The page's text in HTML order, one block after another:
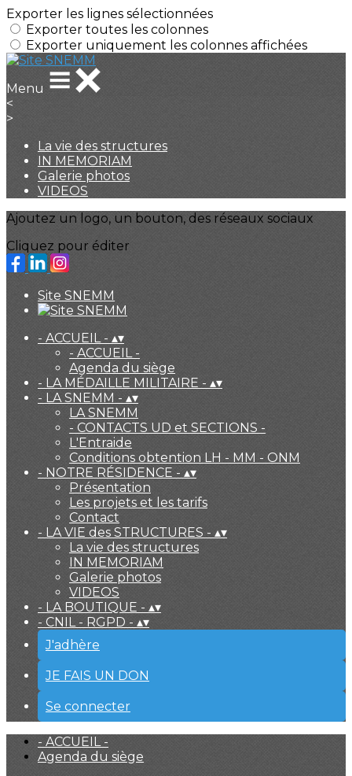
Exporter les lignes sélectionnées
Exporter toutes les colonnes
Exporter uniquement les colonnes affichées
Menu
<
>
La vie des structures
IN MEMORIAM
Galerie photos
VIDEOS
Ajoutez un logo, un bouton, des réseaux sociaux
Cliquez pour éditer
Site SNEMM
- ACCUEIL - ▴▾
- ACCUEIL -
Agenda du siège
- LA MÉDAILLE MILITAIRE - ▴▾
- LA SNEMM - ▴▾
LA SNEMM
- CONTACTS UD et SECTIONS -
L'Entraide
Conditions obtention LH - MM - ONM
- NOTRE RÉSIDENCE - ▴▾
Présentation
Les projets et les tarifs
Contact
- LA VIE des STRUCTURES - ▴▾
La vie des structures
IN MEMORIAM
Galerie photos
VIDEOS
- LA BOUTIQUE - ▴▾
- CNIL - RGPD - ▴▾
J'adhère
JE FAIS UN DON
Se connecter
- ACCUEIL -
Agenda du siège